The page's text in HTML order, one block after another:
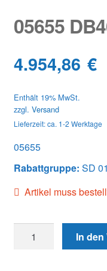
SALE
Classic Parts
05655
4.954,86 €
Enthält 19% MwSt.
zzgl. Versand
Lieferzeit: ca. 1-2 Werktage
05655
Rabattgruppe: SD
Artikel muss
DB4629-
In